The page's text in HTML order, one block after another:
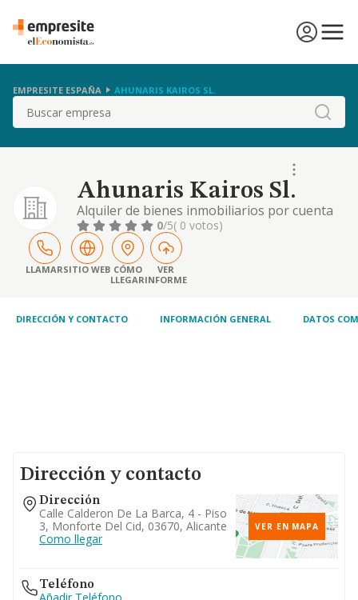
EMPRESITE ESPAÑA AHUNARIS KAIROS SL.
Buscar
Ahunaris Kairos Sl.
Alquiler de bienes inmobiliarios por cuenta
propia
0/5( 0 votos)
LLAMARSITIO WEB CÓMO
LLEGAR
VER
INFORME
DIRECCIÓN Y CONTACTO INFORMACIÓN GENERAL DATOS
Dirección y contacto
Dirección
Calle Calderon De La Barca, 4 - Piso
3, Monforte Del Cid, 03670, Alicante
Como llegar
VER EN MAPA
Teléfono